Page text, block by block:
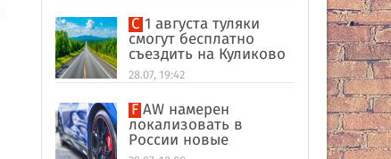
С 1 августа туляки
смогут бесплатно
съездить на Куликово
поле
28.07, 19:42
FAW намерен
локализовать в
России новые